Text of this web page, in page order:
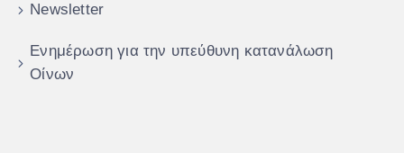
Newsletter
Ενημέρωση για την υπεύθυνη κατανάλωση
Οίνων